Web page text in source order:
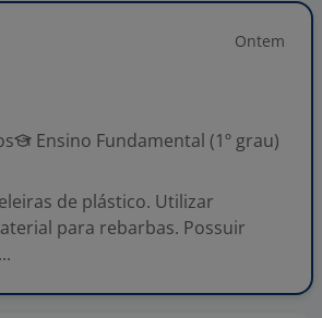
Ontem
Ensino Fundamental (1º grau)
de plástico. Utilizar
para rebarbas. Possuir